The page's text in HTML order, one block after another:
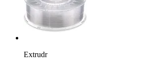
Extrudr